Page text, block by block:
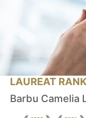
LAUREAT
Barbu Camelia